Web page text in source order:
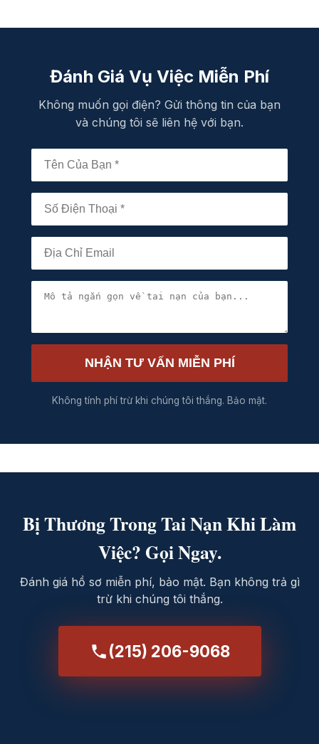
Đánh Giá Vụ Việc Miễn Phí
Không muốn gọi điện? Gửi thông tin của bạn
và chúng tôi sẽ liên hệ với bạn.
NHẬN TƯ VẤN MIỄN PHÍ
Không tính phí trừ khi chúng tôi thắng. Bảo mật.
Bị Thương Trong Tai Nạn Khi Làm
Việc? Gọi Ngay.
Đánh giá hồ sơ miễn phí, bảo mật. Bạn không trả gì
trừ khi chúng tôi thắng.
(215) 206-9068